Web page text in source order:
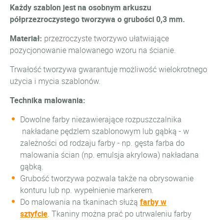
Każdy szablon jest na osobnym arkuszu
półprzezroczystego tworzywa o grubości 0,3 mm.
Materiał: przezroczyste tworzywo ułatwiające
pozycjonowanie malowanego wzoru na ścianie.
Trwałość tworzywa gwarantuje możliwość wielokrotnego
użycia i mycia szablonów.
Technika malowania:
Dowolne farby niezawierające rozpuszczalnika
nakładane pędzlem szablonowym lub gąbką - w
zależności od rodzaju farby - np. gęsta farba do
malowania ścian (np. emulsja akrylowa) nakładana
gąbką.
Grubość tworzywa pozwala także na obrysowanie
konturu lub np. wypełnienie markerem.
Do malowania na tkaninach służą farby w
sztyfcie. Tkaniny można prać po utrwaleniu farby